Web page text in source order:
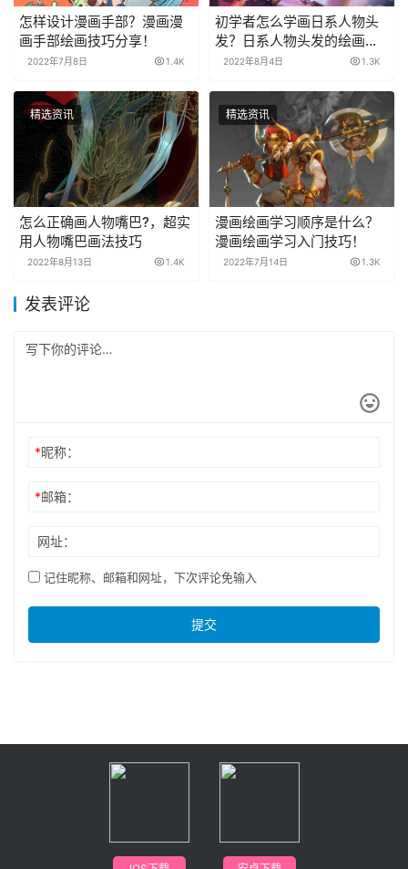
怎样设计漫画手部？漫画漫
画手部绘画技巧分享！
2022年7月8日 1.4K
初学者怎么学画日系人物头
发？日系人物头发的绘画技
巧教学！
2022年8月4日 1.3K
精选资讯
怎么正确画人物嘴巴?，超实
用人物嘴巴画法技巧
2022年8月13日 1.4K
精选资讯
漫画绘画学习顺序是什么？
漫画绘画学习入门技巧！
2022年7月14日 1.3K
发表评论
*昵称：
*邮箱：
网址：
记住昵称、邮箱和网址，下次评论免输入
提交